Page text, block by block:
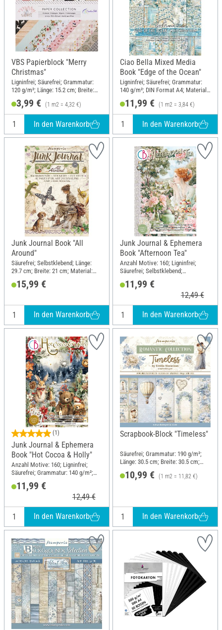
VBS Papierblock "Merry
Christmas"
Ligninfrei; Säurefrei; Grammatur:
120 g/m²; Länge: 15.2 cm; Breite:
3,99 € (1 m2 = 4,32 €)
In den Warenkorb
Ciao Bella Mixed Media
Book "Edge of the Ocean"
Ligninfrei; Säurefrei; Grammatur:
140 g/m²; DIN Format A4; Material:
11,99 € (1 m2 = 3,84 €)
In den Warenkorb
Junk Journal Book "All
Around"
Säurefrei; Selbstklebend; Länge:
29.7 cm; Breite: 21 cm; Material:
15,99 €
In den Warenkorb
Junk Journal & Ephemera
Book "Afternoon Tea"
Anzahl Motive: 160; Ligninfrei;
Säurefrei; Selbstklebend;
A4; Material: Papier
11,99 €
12,49 €
In den Warenkorb
(1)
Junk Journal & Ephemera
Book "Hot Cocoa & Holly"
Anzahl Motive: 160; Ligninfrei;
Säurefrei; Grammatur: 140 g/m²;
11,99 €
12,49 €
In den Warenkorb
Scrapbook-Block "Timeless"
Säurefrei; Grammatur: 190 g/m²;
Länge: 30.5 cm; Breite: 30.5 cm;
10,99 € (1 m2 = 11,82 €)
In den Warenkorb